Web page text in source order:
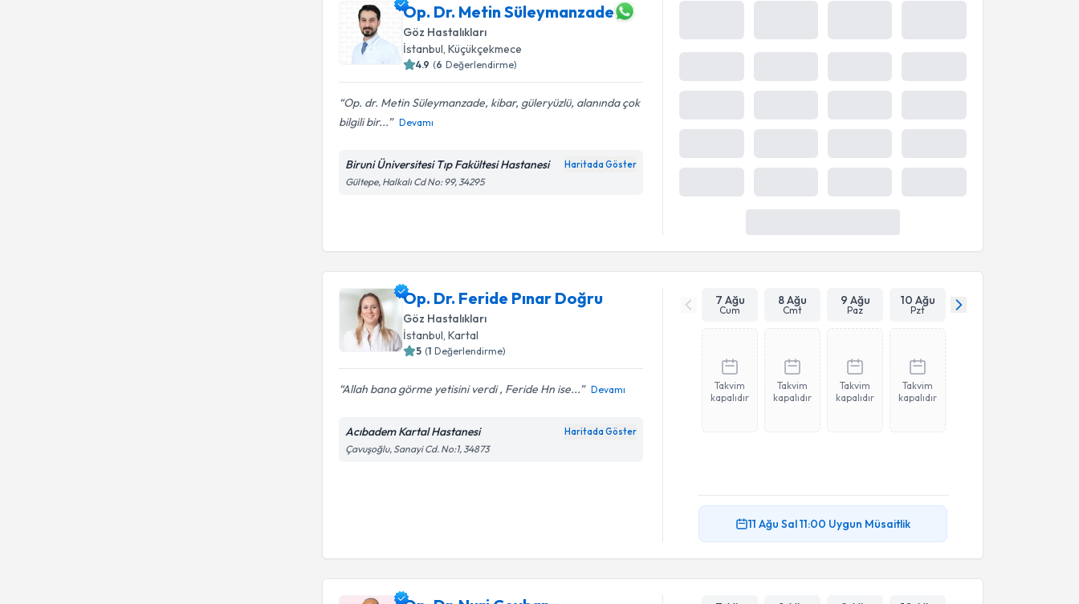
Op. Dr. Metin Süleymanzade
Göz Hastalıkları
İstanbul, Küçükçekmece
4.9 (6 Değerlendirme)
Op. dr. Metin Süleymanzade, kibar, güleryüzlü, alanında çok
bilgili bir...
Devamı
Biruni Üniversitesi Tıp Fakültesi Hastanesi Haritada Göster
Gültepe, Halkalı Cd No: 99, 34295
kapalıdır
kapalıdır
kapalıdır
09:20
Op. Dr. Feride Pınar Doğru
Göz Hastalıkları
İstanbul, Kartal
5 (1 Değerlendirme)
Allah bana görme yetisini verdi , Feride Hn ise... Devamı
Acıbadem Kartal Hastanesi Haritada Göster
Çavuşoğlu, Sanayi Cd. No:1, 34873
7 Ağu
Cum
8 Ağu
Cmt
9 Ağu
Paz
10 Ağu
Pzt
Takvim
kapalıdır
Takvim
kapalıdır
Takvim
kapalıdır
Takvim
kapalıdır
11 Ağu Sal 11:00 Uygun Müsaitlik